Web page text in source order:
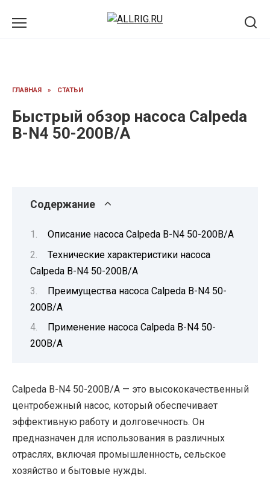
ГЛАВНАЯ » СТАТЬИ
Быстрый обзор насоса Calpeda
B-N4 50-200B/A
Содержание
Описание насоса Calpeda B-N4 50-200B/A
Технические характеристики насоса
Calpeda B-N4 50-200B/A
Преимущества насоса Calpeda B-N4 50-
200B/A
Применение насоса Calpeda B-N4 50-
200B/A
Calpeda B-N4 50-200B/A — это высококачественный
центробежный насос, который обеспечивает
эффективную работу и долговечность. Он
предназначен для использования в различных
отраслях, включая промышленность, сельское
хозяйство и бытовые нужды.